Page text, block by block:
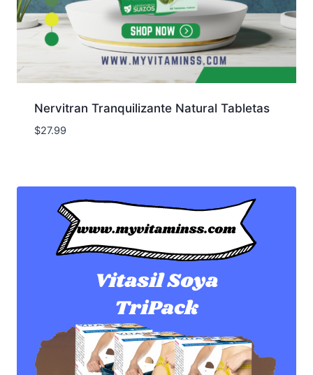
Nervitran Tranquilizante Natural Tabletas
$27.99